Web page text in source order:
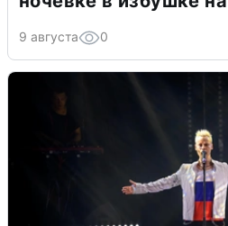
9 августа 0